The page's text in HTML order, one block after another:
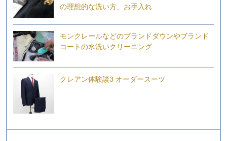
の理想的な洗い方、お手入れ
モンクレールなどのブランドダウンやブランド
コートの水洗いクリーニング
クレアン体験談3 オーダースーツ